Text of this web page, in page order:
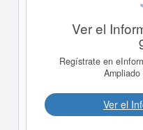
Ver el
Regístrate en
Ver el